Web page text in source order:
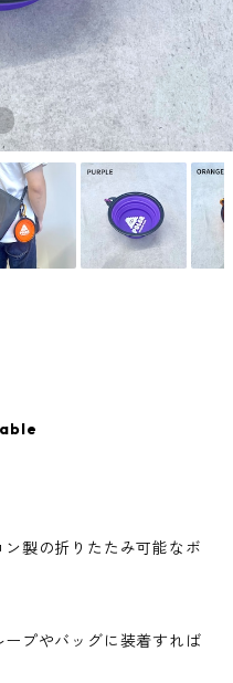
製の折りたたみ可能なボ
プやバッグに装着すれば